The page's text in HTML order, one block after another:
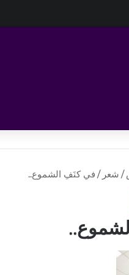
/ شعر / في كنَفِ الشموع..